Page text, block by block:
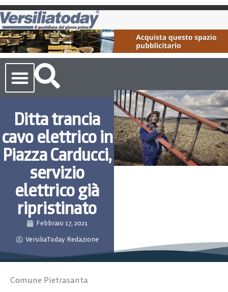
Ditta trancia
cavo elettrico in
Piazza Carducci,
servizio
elettrico già
ripristinato
Febbraio 17, 2021
VersiliaToday Redazione
Comune Pietrasanta